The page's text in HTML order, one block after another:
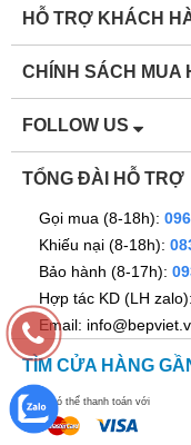
HỖ TRỢ KHÁCH
CHÍNH SÁCH MUA
FOLLOW US
TỔNG ĐÀI HỖ TRỢ
Gọi mua (8-18h):
Khiếu nại (8-18h):
Bảo hành (8-17h):
Hợp tác KD (LH zalo):
Email:
TÌM CỬA HÀNG
Bạn có thể thanh toán với